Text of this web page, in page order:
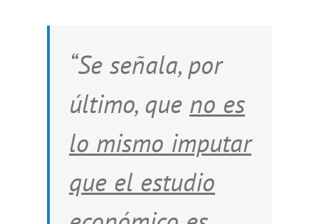
“Se señala, por
último, que no es
lo mismo imputar
que el estudio